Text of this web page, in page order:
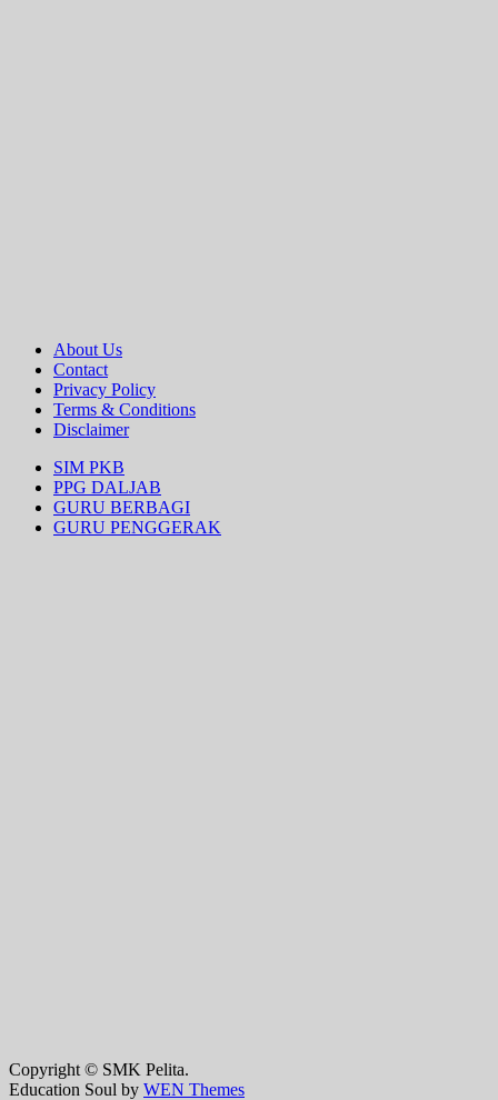
About Us
Contact
Privacy Policy
Terms & Conditions
Disclaimer
SIM PKB
PPG DALJAB
GURU BERBAGI
GURU PENGGERAK
Copyright © SMK Pelita.
Education Soul by WEN Themes